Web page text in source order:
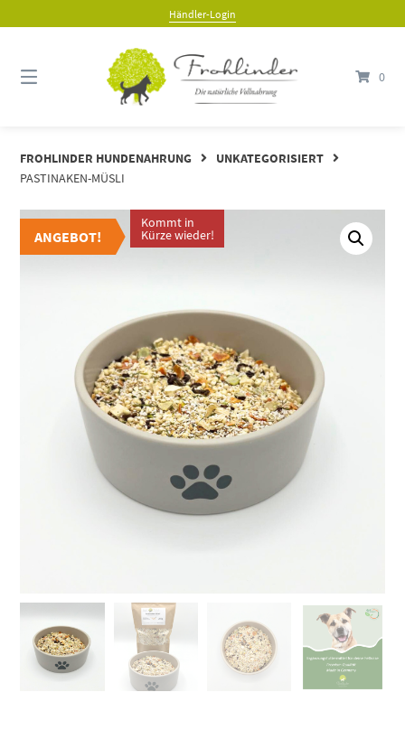
Händler-Login
0
FROHLINDER HUNDENAHRUNG
UNKATEGORISIERT
PASTINAKEN-MÜSLI
ANGEBOT!
Kommt in
Kürze wieder!